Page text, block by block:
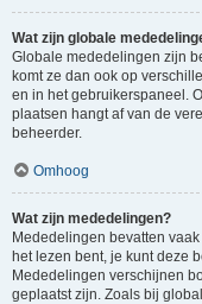
Wat zijn globale
Globale mededelingen zijn
komt ze dan ook op
en in het gebruikerspaneel.
plaatsen hangt af van de
beheerder.
Omhoog
Wat zijn mededelingen?
Mededelingen bevatten
het lezen bent, je kunt deze
Mededelingen verschijnen
geplaatst zijn. Zoals bij